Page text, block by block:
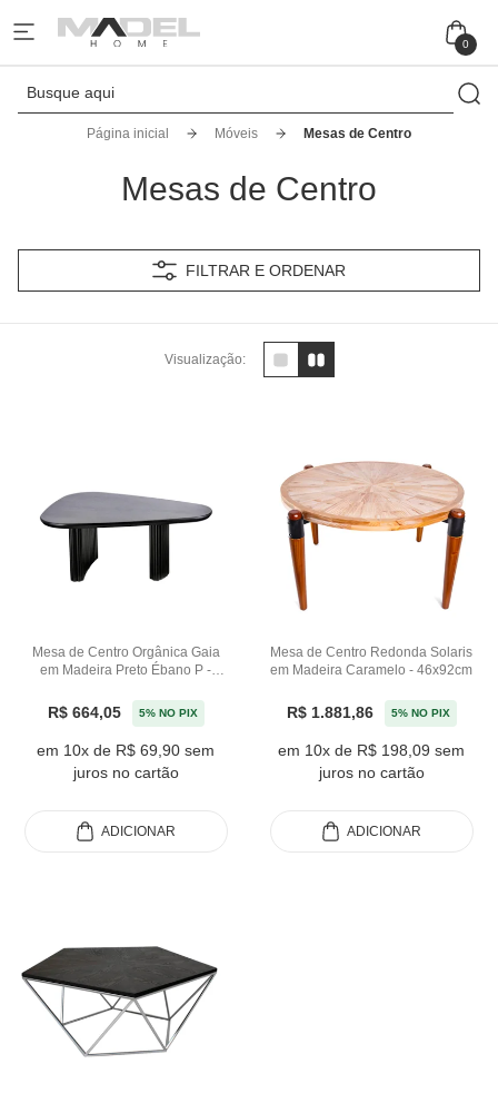
0
Página inicial Móveis Mesas de Centro
Mesas de Centro
FILTRAR E ORDENAR
Visualização:
Mesa de Centro Orgânica Gaia
em Madeira Preto Ébano P -
R$ 664,05 5% NO PIX
em 10x de R$ 69,90 sem
juros no cartão
ADICIONAR
Mesa de Centro Redonda Solaris
em Madeira Caramelo - 46x92cm
R$ 1.881,86 5% NO PIX
em 10x de R$ 198,09 sem
juros no cartão
ADICIONAR